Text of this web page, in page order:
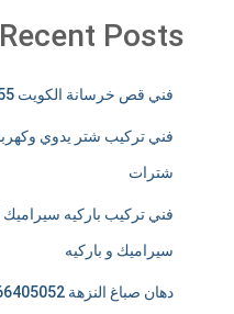
Recent Posts
فني قص خرسانة الكويت 65932555 مقاول قص وفتح كور
شترات
سيراميك و باركيه
دهان صباغ النزهة 66405052 معلم صباغ و تركيب ورق جدران